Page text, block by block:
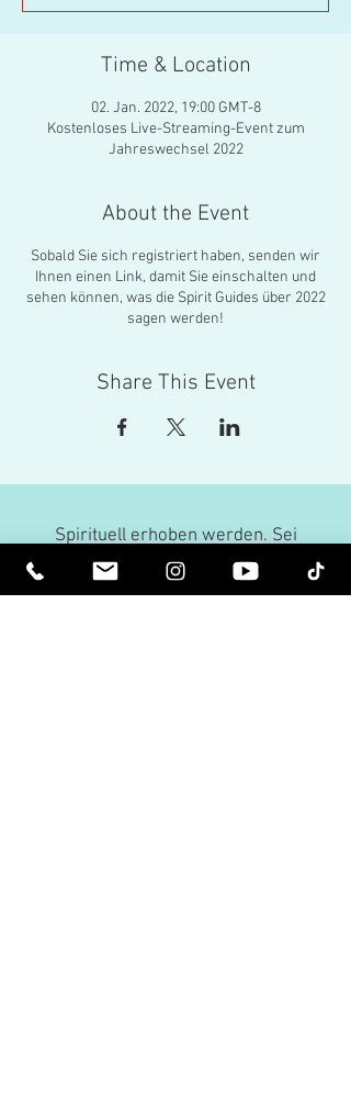
Time & Location
02. Jan. 2022, 19:00 GMT-8
Kostenloses Live-Streaming-Event zum
Jahreswechsel 2022
About the Event
Sobald Sie sich registriert haben, senden wir
Ihnen einen Link, damit Sie einschalten und
sehen können, was die Spirit Guides über 2022
sagen werden!
Share This Event
Spirituell erhoben werden. Sei
erleuchtet.
Erhalten Sie inspirierende Newsletter